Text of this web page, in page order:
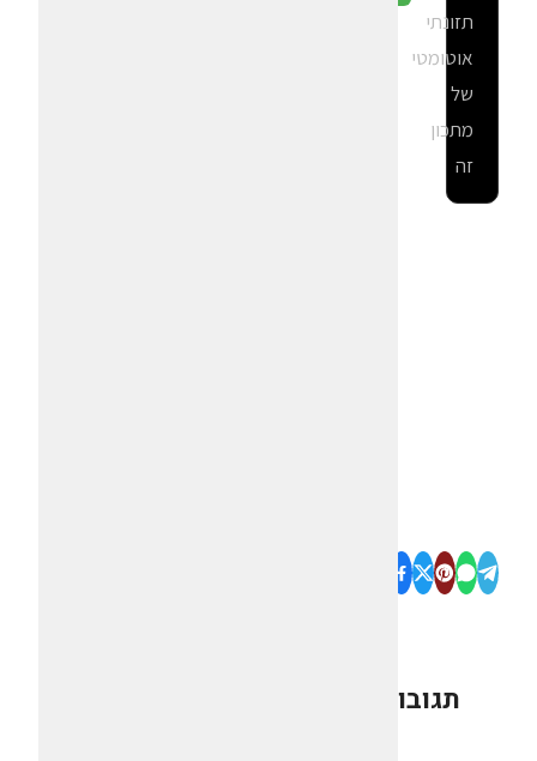
תזונתי
אוטומטי
של
מתכון
זה
תגובות